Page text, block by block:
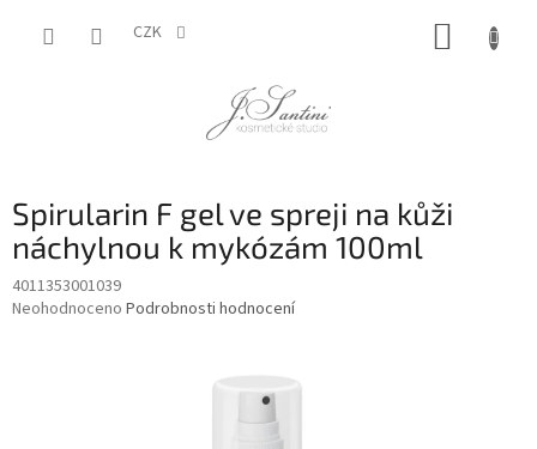
CZK
Spirularin F gel ve spreji na kůži
náchylnou k mykózám 100ml
4011353001039
Průměrné
Neohodnoceno Podrobnosti hodnocení